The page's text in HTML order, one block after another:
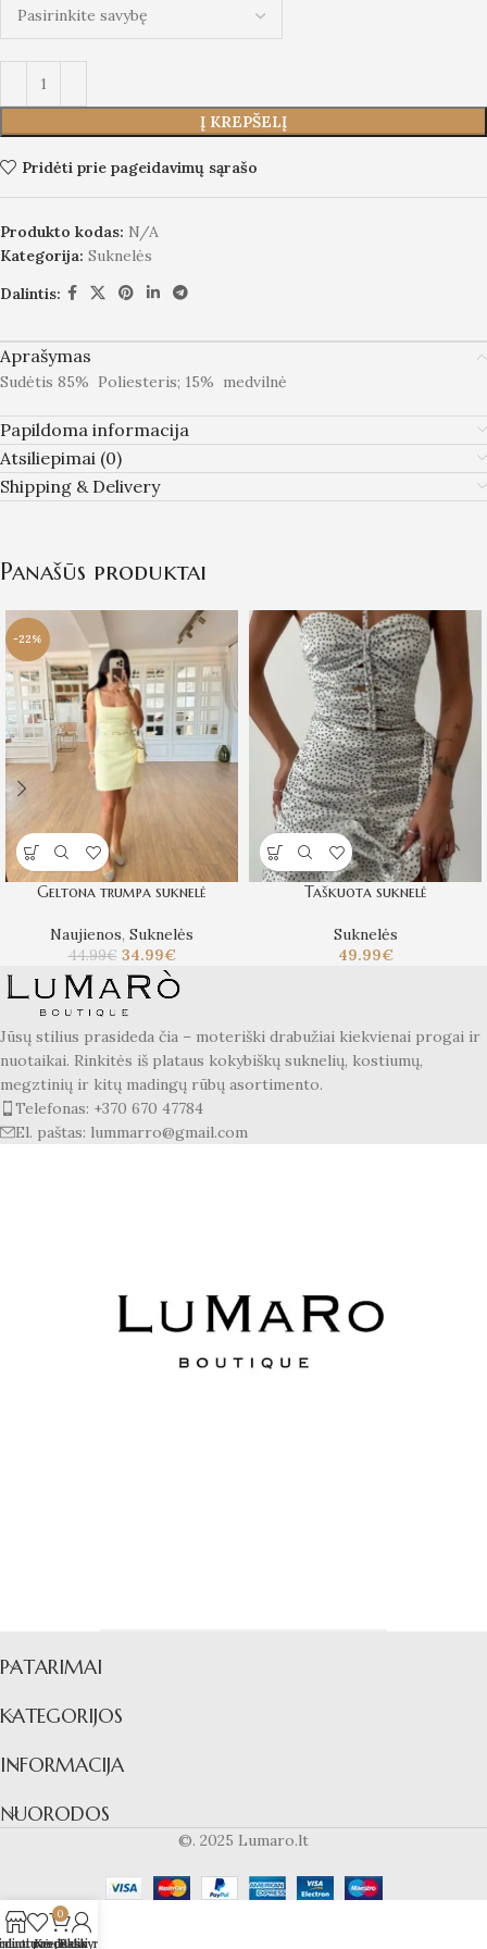
Į KREPŠELĮ
Pridėti prie pageidavimų sąrašo
Produkto kodas: N/A
Kategorija: Suknelės
Dalintis:
Aprašymas
Sudėtis 85% Poliesteris; 15% medvilnė
Papildoma informacija
Atsiliepimai (0)
Shipping & Delivery
Panašūs produktai
-22%
Geltona trumpa suknelė
Naujienos, Suknelės
44.99€ 34.99€
Taškuota suknelė
Suknelės
49.99€
Jūsų stilius prasideda čia – moteriški drabužiai kiekvienai progai ir
nuotaikai. Rinkitės iš plataus kokybiškų suknelių, kostiumų,
megztinių ir kitų madingų rūbų asortimento.
Telefonas: +370 670 47784
El. paštas: lummarro@gmail.com
PATARIMAI
KATEGORIJOS
INFORMACIJA
NUORODOS
©. 2025 Lumaro.lt
produktai
0
Krepšelis
Paskyra